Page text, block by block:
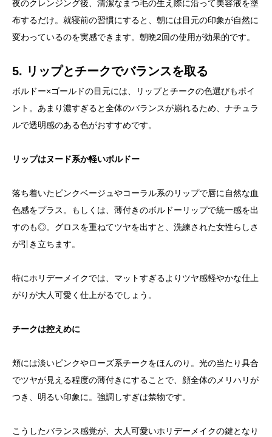
夜のクレンジング後、清潔なまつ毛の生え際に沿って美容液を塗
布するだけ。就寝前の習慣にすると、朝には目元の印象が自然に
変わっているのを実感できます。朝晩2回の使用が効果的です。
5. リップとチークでバランスを取る
ボルドー×ゴールドの目元には、リップとチークの色選びもポイ
ント。あまり濃すぎると全体のバランスが崩れるため、ナチュラ
ルで透明感のある色がおすすめです。
リップはヌード系か軽いボルドー
落ち着いたピンクベージュやコーラル系のリップで唇に自然な血
色感をプラス。もしくは、薄付きのボルドーリップで統一感を出
すのも◎。グロスを重ねてツヤを出すと、洗練された女性らしさ
が引き立ちます。
特にホリデーメイクでは、マットすぎるよりツヤ感軽やかな仕上
がりが大人可愛く仕上がるでしょう。
チークは控えめに
頬には淡いピンクやローズ系チークをほんのり。光の当たり具合
でツヤが見える程度の薄付きにすることで、顔全体のメリハリが
つき、明るい印象に。強調しすぎは禁物です。
こうしたバランス感覚が、大人可愛いホリデーメイクの鍵となり